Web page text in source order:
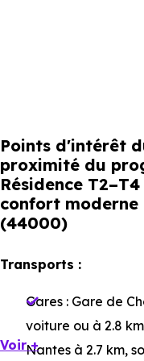
Points d'intérêt
proximité du
Résidence
confort
(44000)
Transports :
Gares : Gare de
voiture ou à 2.8
Nantes à 2.7 km,
Voir +